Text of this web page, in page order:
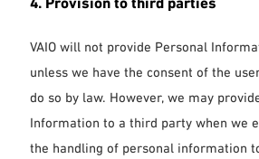
VAIO will not provide Personal
unless we have the consent of the
do so by law. However, we may
Information to a third party when we
the handling of personal information